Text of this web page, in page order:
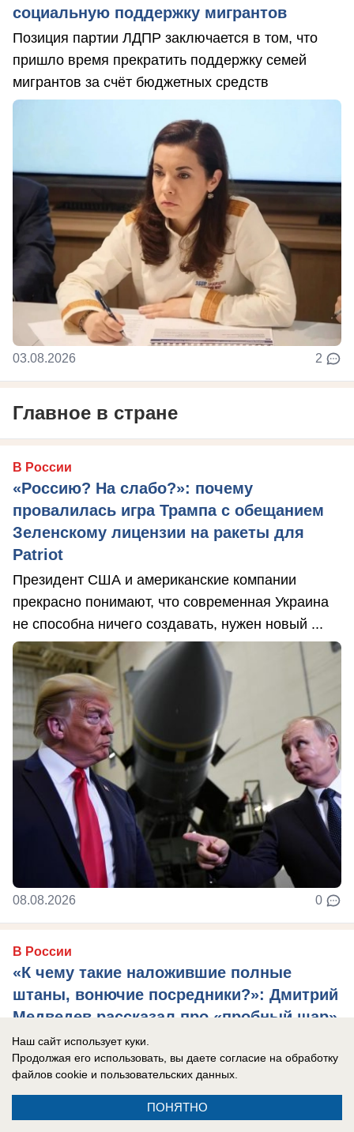
социальную поддержку мигрантов
Позиция партии ЛДПР заключается в том, что
пришло время прекратить поддержку семей
мигрантов за счёт бюджетных средств
03.08.2026 2
Главное в стране
В России
«Россию? На слабо?»: почему
провалилась игра Трампа с обещанием
Зеленскому лицензии на ракеты для
Patriot
Президент США и американские компании
прекрасно понимают, что современная Украина
не способна ничего создавать, нужен новый ...
08.08.2026 0
В России
«К чему такие наложившие полные
штаны, вонючие посредники?»: Дмитрий
Медведев рассказал про «пробный шар»
проверки России на прочность
Ситуация с Грузией показала, какие глупые
взгляды навязывает Запад, сказал
зампредседателя Совета Безопасности РФ.
Наш сайт использует куки.
Продолжая его использовать, вы даете согласие на обработку
файлов cookie и пользовательских данных.
ПОНЯТНО